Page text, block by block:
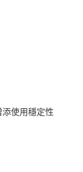
行
業銀行
行
行
。 讓您購物簡單
使用穩定性